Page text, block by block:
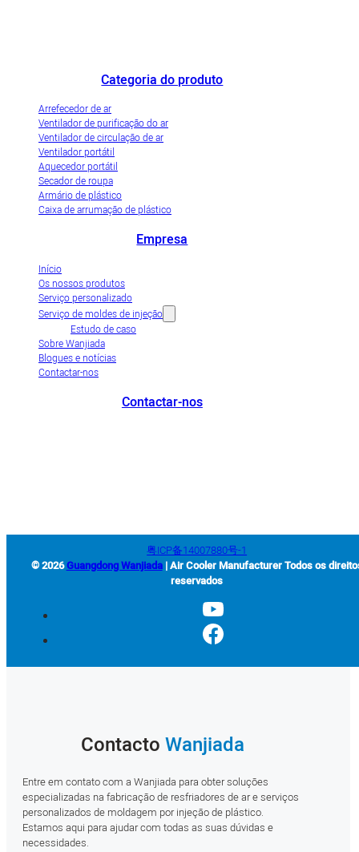
Categoria do produto
Arrefecedor de ar
Ventilador de purificação do ar
Ventilador de circulação de ar
Ventilador portátil
Aquecedor portátil
Secador de roupa
Armário de plástico
Caixa de arrumação de plástico
Empresa
Início
Os nossos produtos
Serviço personalizado
Serviço de moldes de injeção
Estudo de caso
Sobre Wanjiada
Blogues e notícias
Contactar-nos
Contactar-nos
粤ICP备14007880号-1
© 2026Guangdong Wanjiada| Air Cooler Manufacturer Todos os
reservados
Contacto Wanjiada
Entre em contato com a Wanjiada para obter soluções
especializadas na fabricação de resfriadores de ar e serviços
personalizados de moldagem por injeção de plástico.
Estamos aqui para ajudar com todas as suas dúvidas e
necessidades.